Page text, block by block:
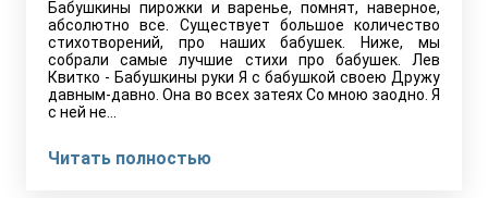
Бабушкины пирожки и варенье, помнят, наверное,
абсолютно все. Существует большое количество
стихотворений, про наших бабушек. Ниже, мы
собрали самые лучшие стихи про бабушек. Лев
Квитко - Бабушкины руки Я с бабушкой своею Дружу
давным-давно. Она во всех затеях Со мною заодно. Я
с ней не…
Читать полностью